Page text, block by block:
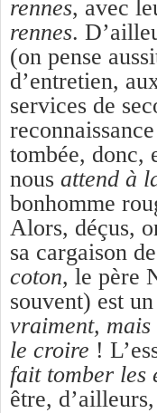
rennes, avec
rennes.
(on pense
d’entretien,
services de
tombée, donc,
nous attend à
bonhomme
Alors, déçus,
sa cargaison
coton, le père
souvent) est
vraiment,
le croire !
fait tomber les
être, d’ailleurs,